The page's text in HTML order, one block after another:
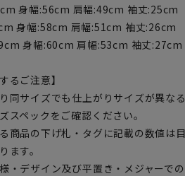
身幅:56cm 肩幅:49cm 袖丈:25cm
身幅:58cm 肩幅:51cm 袖丈:26cm
身幅:60cm 肩幅:53cm 袖丈:27cm
るご注意】
同サイズでも仕上がりサイズが異な
スペックをご確認ください。
商品の下げ札・タグに記載の数値は
ます。
・デザイン及び平置き・メジャーで